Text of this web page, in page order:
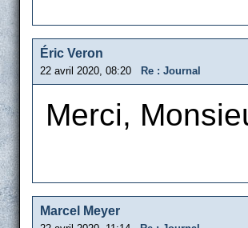
Éric Veron
22 avril 2020, 08:20 Re : Journal
Merci,
Marcel Meyer